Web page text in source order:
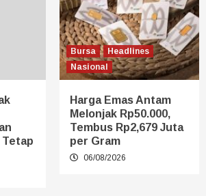
Tetap
Bursa
Headlines
Nasional
Harga Emas Antam
Melonjak Rp50.000,
Tembus Rp2,679 Juta
per Gram
06/08/2026